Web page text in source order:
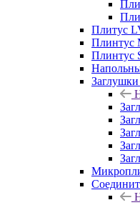
Плитус
Плинтус
Заглушки